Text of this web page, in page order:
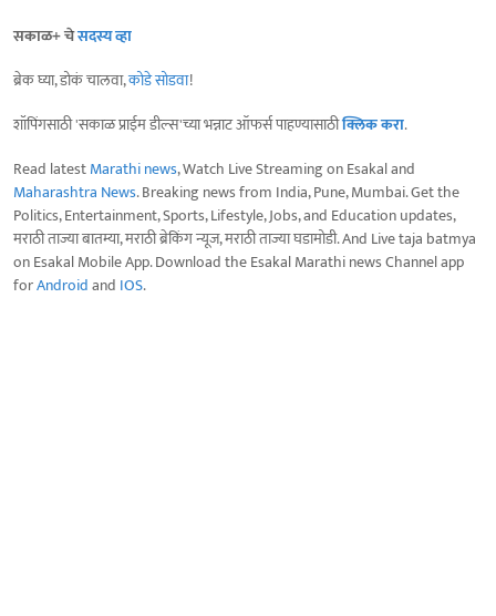
सकाळ+ चेसदस्य व्हा
ब्रेक घ्या, डोकं चालवा,कोडे सोडवा!
शॉपिंगसाठी 'सकाळ प्राईम डील्स'च्या भन्नाट ऑफर्स पाहण्यासाठीक्लिक करा.
Read latestMarathi news, Watch Live Streaming on Esakal and
Maharashtra News. Breaking news from India, Pune, Mumbai. Get the
Politics, Entertainment, Sports, Lifestyle, Jobs, and Education updates,
मराठी ताज्या बातम्या, मराठी ब्रेकिंग न्यूज, मराठी ताज्या घडामोडी. And Live taja batmya
on Esakal Mobile App. Download the Esakal Marathi news Channel app
forAndroidand IOS.